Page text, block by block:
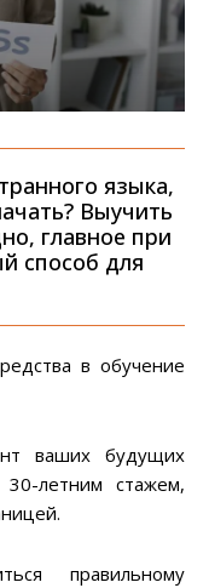
языка,
Выучить
главное при
способ для
в обучение
ваших будущих
летним стажем,
правильному